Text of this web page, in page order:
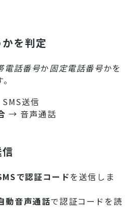
を判定
電話番号か固定電話番号かを
送信
→ 音声通話
で認証コードを送信しま
動音声通話で認証コードを読